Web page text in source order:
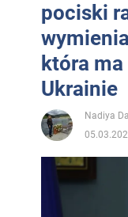
pociski
która
Ukrainie
Nadiya